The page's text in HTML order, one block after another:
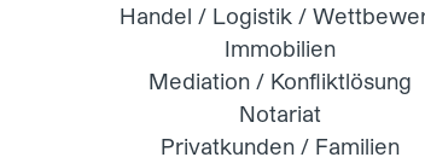
Handel / Logistik /
Immobilien
Mediation / Konfliktlösung
Notariat
Privatkunden / Familien